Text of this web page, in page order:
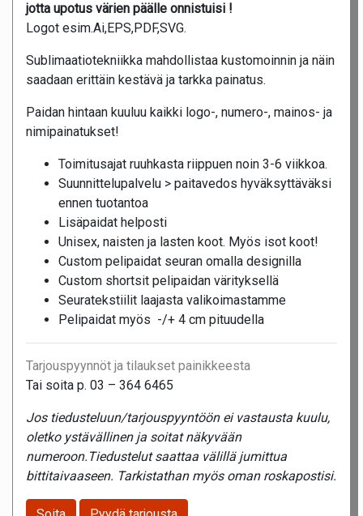
jotta upotus värien päälle onnistuisi !
Logot esim.Ai,EPS,PDF,SVG.
Sublimaatiotekniikka mahdollistaa kustomoinnin ja näin
saadaan erittäin kestävä ja tarkka painatus.
Paidan hintaan kuuluu kaikki logo-, numero-, mainos- ja
nimipainatukset!
Toimitusajat ruuhkasta riippuen noin 3-6 viikkoa.
Suunnittelupalvelu > paitavedos hyväksyttäväksi
ennen tuotantoa
Lisäpaidat helposti
Unisex, naisten ja lasten koot. Myös isot koot!
Custom pelipaidat seuran omalla designilla
Custom shortsit pelipaidan värityksellä
Seuratekstiilit laajasta valikoimastamme
Pelipaidat myös -/+ 4 cm pituudella
Tarjouspyynnöt ja tilaukset painikkeesta
Tai soita p. 03 – 364 6465
Jos tiedusteluun/tarjouspyyntöön ei vastausta kuulu,
oletko ystävällinen ja soitat näkyvään
numeroon.Tiedustelut saattaa välillä jumittua
bittitaivaaseen. Tarkistathan myös oman roskapostisi.